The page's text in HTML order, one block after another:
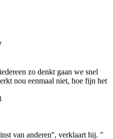
zo denkt gaan we snel
nou eenmaal niet, hoe fijn het
van anderen'', verklaart hij. "